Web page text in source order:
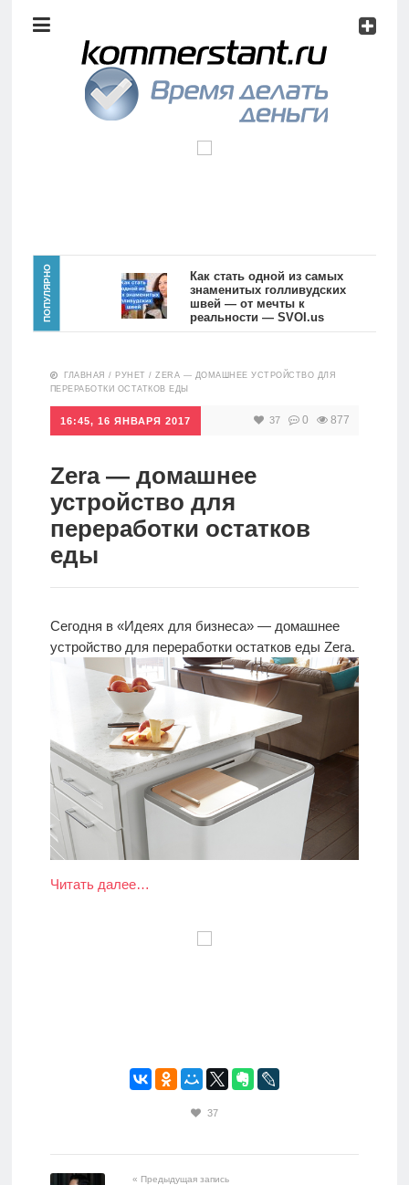
анализ
Видео
Сделано
Главная
Новости
Аналитика
Инвестиции
Дивиденды
Волновой
Рунет
ПОПУЛЯРНО
Как стать одной из самых
знаменитых голливудских
швей — от мечты к
реальности — SVOI.us
10557
ГЛАВНАЯ / РУНЕТ /ZERA — ДОМАШНЕЕ УСТРОЙСТВО ДЛЯ
ПЕРЕРАБОТКИ ОСТАТКОВ ЕДЫ
16:45, 16 ЯНВАРЯ 2017 37 0 877
Zera — домашнее
устройство для
переработки остатков
еды
Сегодня в «Идеях для бизнеса» — домашнее
устройство для переработки остатков еды Zera.
Читать далее…
37
« Предыдущая запись